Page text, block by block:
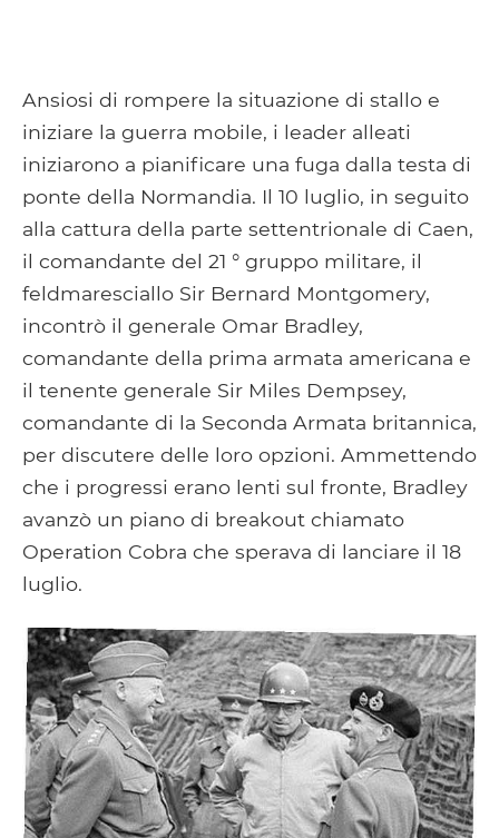
Ansiosi di rompere la situazione di stallo e
iniziare la guerra mobile, i leader alleati
iniziarono a pianificare una fuga dalla testa di
ponte della Normandia. Il 10 luglio, in seguito
alla cattura della parte settentrionale di Caen,
il comandante del 21 ° gruppo militare, il
feldmaresciallo Sir Bernard Montgomery,
incontrò il generale Omar Bradley,
comandante della prima armata americana e
il tenente generale Sir Miles Dempsey,
comandante di la Seconda Armata britannica,
per discutere delle loro opzioni. Ammettendo
che i progressi erano lenti sul fronte, Bradley
avanzò un piano di breakout chiamato
Operation Cobra che sperava di lanciare il 18
luglio.